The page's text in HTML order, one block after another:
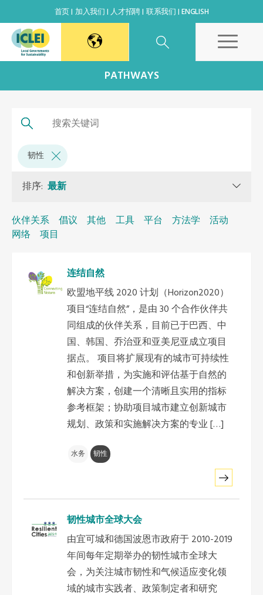
首页 加入我们 人才招聘 联系我们 ENGLISH
日本办公室
北京代表处
高雄能力建设中心
全球秘书处
非洲秘书处
欧洲秘书处
加拿大办公室
美国办公室
墨西哥、中美洲和加勒比海区秘书处
大洋洲秘书处
南亚秘书处
东南亚秘书处
PATHWAYS
韧性
排序: 最新
伙伴关系 倡议 其他 工具 平台 方法学
活动
网络
项目
连结自然
欧盟地平线 2020 计划（Horizon2020）
项目“连结自然”，是由 30 个合作伙伴共
同组成的伙伴关系，目前已于巴西、中
国、韩国、乔治亚和亚美尼亚成立项目
据点。 项目将扩展现有的城市可持续性
和创新举措，为实施和评估基于自然的
解决方案，创建一个清晰且实用的指标
参考框架；协助项目城市建立创新城市
规划、政策和实施解决方案的专业 […]
水务 韧性
韧性城市全球大会
由宜可城和德国波恩市政府于 2010-2019
年间每年定期举办的韧性城市全球大
会，为关注城市韧性和气候适应变化领
域的城市实践者、政策制定者和研究